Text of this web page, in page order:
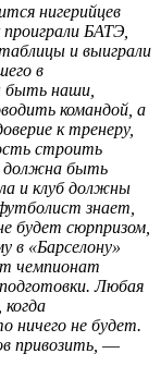
нигерийцев
БАТЭ,
и выиграли
в
быть наши,
командой, а
к тренеру,
строить
должна быть
и клуб должны
знает,
будет сюрпризом,
в «Барселону»
чемпионат
Любая
ничего не будет.
привозить, —